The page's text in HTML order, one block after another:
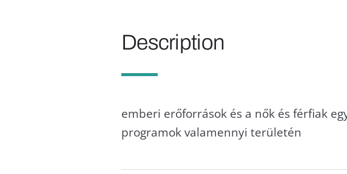
Description
emberi erőforrások és a nők és férfiak
programok valamennyi területén